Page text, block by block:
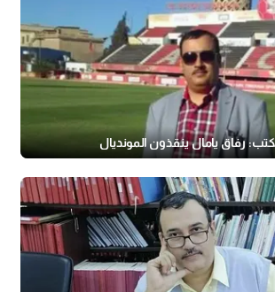
رفاق يامال ينقذون المونديال